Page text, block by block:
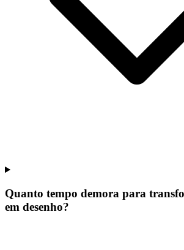
Quanto tempo demora para
em desenho?